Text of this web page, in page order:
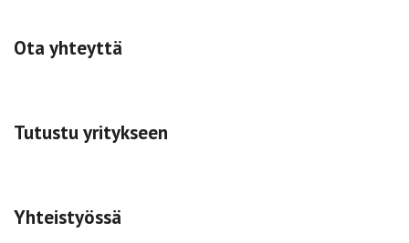
Ota yhteyttä
Tutustu yritykseen
Yhteistyössä